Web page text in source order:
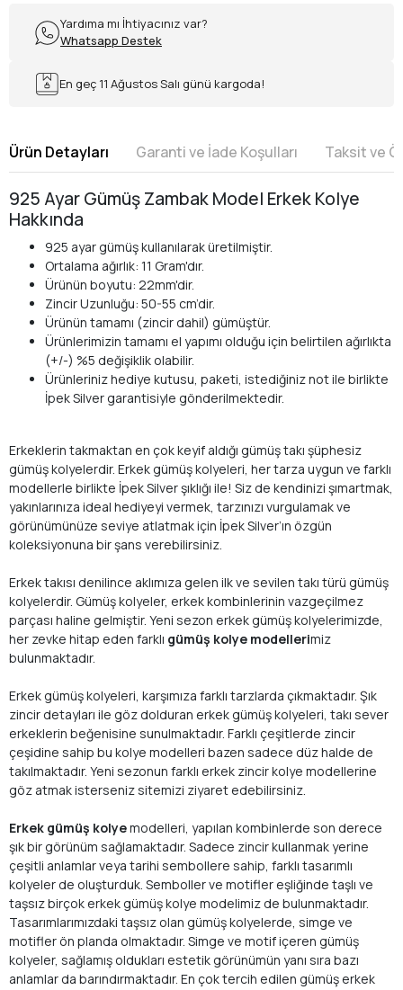
Yardıma mı İhtiyacınız var?
Whatsapp Destek
En geç 11 Ağustos Salı günü kargoda!
Ürün Detayları Garanti ve İade Koşulları Taksit ve
925 Ayar Gümüş Zambak Model Erkek Kolye
Hakkında
925 ayar gümüş kullanılarak üretilmiştir.
Ortalama ağırlık: 11 Gram'dır.
Ürünün boyutu: 22mm'dir.
Zincir Uzunluğu: 50-55 cm’dir.
Ürünün tamamı (zincir dahil) gümüştür.
Ürünlerimizin tamamı el yapımı olduğu için belirtilen ağırlıkta
(+/-) %5 değişiklik olabilir.
Ürünleriniz hediye kutusu, paketi, istediğiniz not ile birlikte
İpek Silver garantisiyle gönderilmektedir.
Erkeklerin takmaktan en çok keyif aldığı gümüş takı şüphesiz
gümüş kolyelerdir. Erkek gümüş kolyeleri, her tarza uygun ve farklı
modellerle birlikte İpek Silver şıklığı ile! Siz de kendinizi şımartmak,
yakınlarınıza ideal hediyeyi vermek, tarzınızı vurgulamak ve
görünümünüze seviye atlatmak için İpek Silver’ın özgün
koleksiyonuna bir şans verebilirsiniz.
Erkek takısı denilince aklımıza gelen ilk ve sevilen takı türü gümüş
kolyelerdir. Gümüş kolyeler, erkek kombinlerinin vazgeçilmez
parçası haline gelmiştir. Yeni sezon erkek gümüş kolyelerimizde,
her zevke hitap eden farklı gümüş kolye modellerimiz
bulunmaktadır.
Erkek gümüş kolyeleri, karşımıza farklı tarzlarda çıkmaktadır. Şık
zincir detayları ile göz dolduran erkek gümüş kolyeleri, takı sever
erkeklerin beğenisine sunulmaktadır. Farklı çeşitlerde zincir
çeşidine sahip bu kolye modelleri bazen sadece düz halde de
takılmaktadır. Yeni sezonun farklı erkek zincir kolye modellerine
göz atmak isterseniz sitemizi ziyaret edebilirsiniz.
Erkek gümüş kolyemodelleri, yapılan kombinlerde son derece
şık bir görünüm sağlamaktadır. Sadece zincir kullanmak yerine
çeşitli anlamlar veya tarihi sembollere sahip, farklı tasarımlı
kolyeler de oluşturduk. Semboller ve motifler eşliğinde taşlı ve
taşsız birçok erkek gümüş kolye modelimiz de bulunmaktadır.
Tasarımlarımızdaki taşsız olan gümüş kolyelerde, simge ve
motifler ön planda olmaktadır. Simge ve motif içeren gümüş
kolyeler, sağlamış oldukları estetik görünümün yanı sıra bazı
anlamlar da barındırmaktadır. En çok tercih edilen gümüş erkek